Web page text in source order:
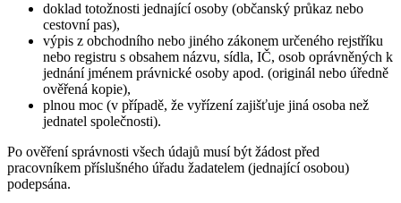
doklad totožnosti jednající osoby (občanský průkaz nebo
cestovní pas),
výpis z obchodního nebo jiného zákonem určeného rejstříku
nebo registru s obsahem názvu, sídla, IČ, osob oprávněných k
jednání jménem právnické osoby apod. (originál nebo úředně
ověřená kopie),
plnou moc (v případě, že vyřízení zajišťuje jiná osoba než
jednatel společnosti).
Po ověření správnosti všech údajů musí být žádost před
pracovníkem příslušného úřadu žadatelem (jednající osobou)
podepsána.